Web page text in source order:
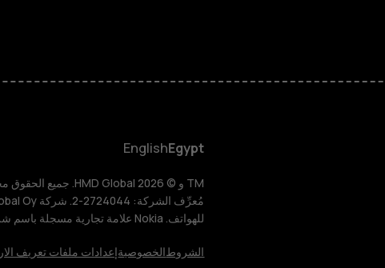
HMD DUB
HMD Watch
للأعمال
Egypt
English
للهواتف. Nokia علامة تجارية مسجلة باسم شركة Nokia Corporation.
الشروطالخصوصيةإعدادات ملفات تعريف